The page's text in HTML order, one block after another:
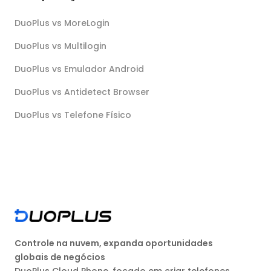
DuoPlus vs MoreLogin
DuoPlus vs Multilogin
DuoPlus vs Emulador Android
DuoPlus vs Antidetect Browser
DuoPlus vs Telefone Físico
Controle na nuvem, expanda oportunidades
globais de negócios